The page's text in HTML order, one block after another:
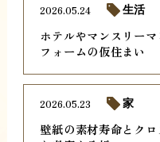
ホテルやマンスリー
フォームの仮住まい
2026.05.24 生活
壁紙の素材寿命とク
2026.05.23 家